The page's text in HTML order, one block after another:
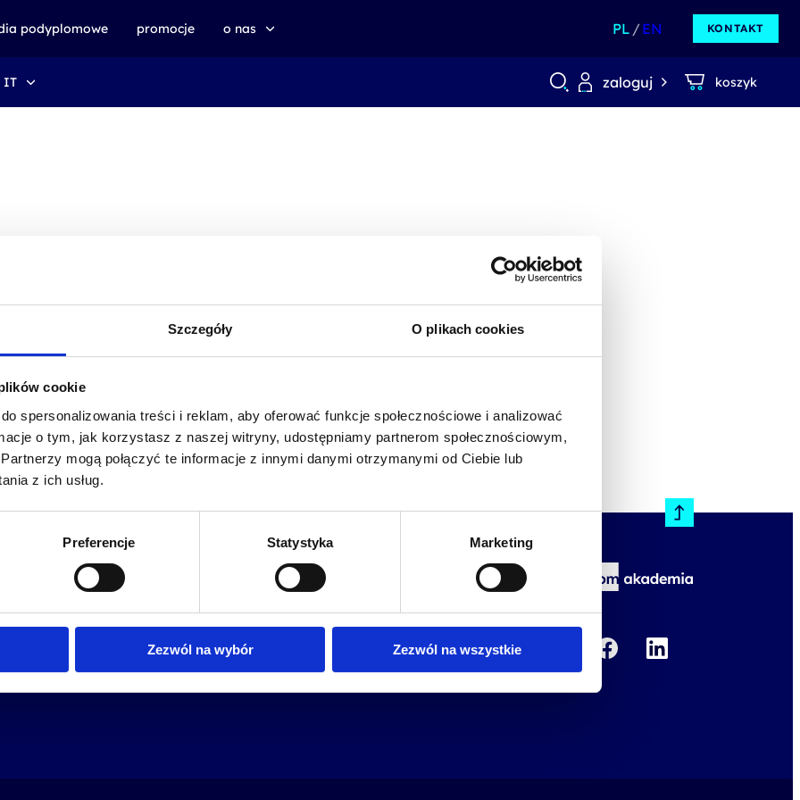
Szczegóły O plikach cookies
cookie
spersonalizowania treści i reklam, aby oferować funkcje społecznościowe i analizować
o tym, jak korzystasz z naszej witryny, udostępniamy partnerom społecznościowym,
mogą połączyć te informacje z innymi danymi otrzymanymi od Ciebie lub
z ich usług.
Preferencje Statystyka Marketing
Zezwól na wybór Zezwól na wszystkie
podyplomowe promocje o nas PL EN KONTAKT
IT zaloguj koszyk
oferta
speexx
udemy business
o szkoleniach
o egzaminach
o Altkom Akademii
zrównoważony rozwój
kariera